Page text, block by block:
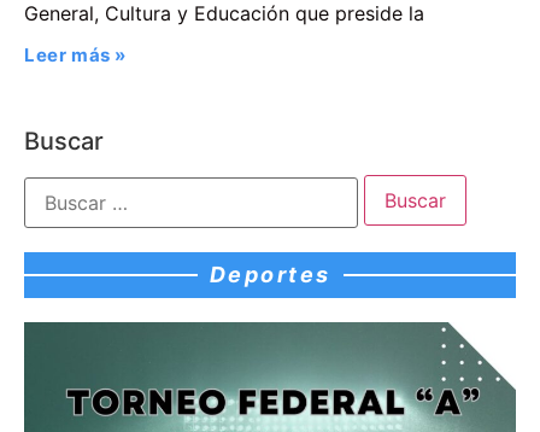
General, Cultura y Educación que preside la
Leer más »
Buscar
Deportes